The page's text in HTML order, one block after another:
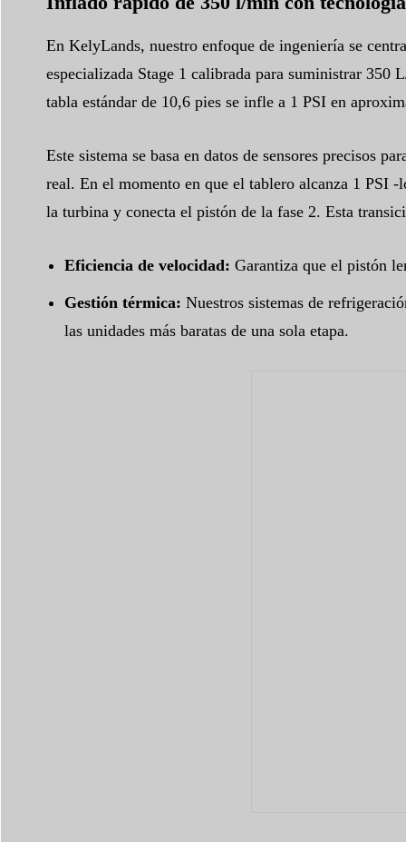
En KelyLands, nuestro enfoque de ingeniería se
especializada Stage 1 calibrada para suministrar
tabla estándar de 10,6 pies se infle a 1 PSI en
Este sistema se basa en datos de sensores precisos
real. En el momento en que el tablero alcanza 1 PSI
la turbina y conecta el pistón de la fase 2. Esta
Eficiencia de velocidad: Garantiza que el pistón
Gestión térmica: Nuestros sistemas de
las unidades más baratas de una sola etapa.